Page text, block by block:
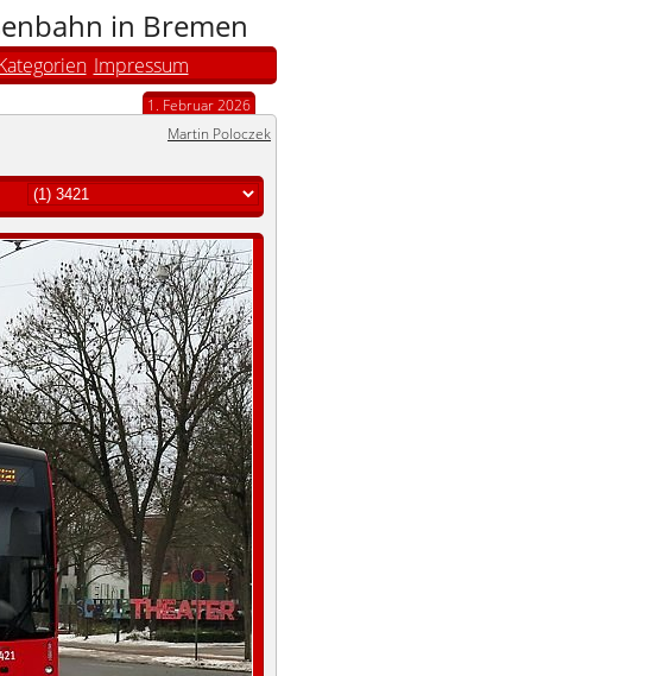
in Bremen
Impressum
1. Februar 2026
Martin Poloczek